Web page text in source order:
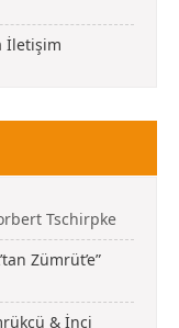
İletişim
Tschirpke
Zümrüt’e”
& İnci